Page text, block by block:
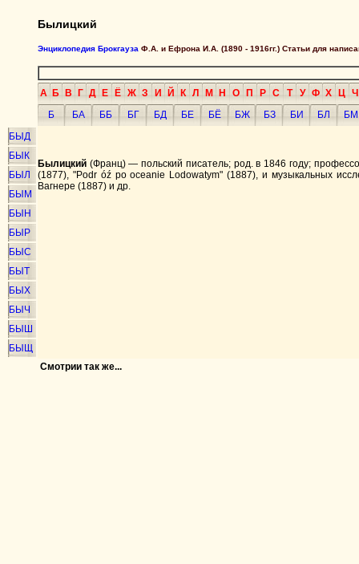
Былицкий
Энциклопедия Брокгауза Ф.А. и Ефрона И.А. (1890 - 1916гг.) Статьи для
А Б В Г Д Е Ё Ж З И Й К Л М Н О П Р С Т У Ф Х Ц Ч
Б
БА ББ БГ БД БЕ БЁ БЖ БЗ БИ БЛ
БМ
БЫД
БЫК
БЫЛ
БЫМ
БЫН
БЫР
БЫС
БЫТ
БЫХ
БЫЧ
БЫШ
БЫЩ
Былицкий (Франц) — польский писатель; род. в 1846 году;
(1877), "Podr óź po oceanie Lodowatym" (1887), и музыкальных
Вагнере (1887) и др.
Смотрии так же...